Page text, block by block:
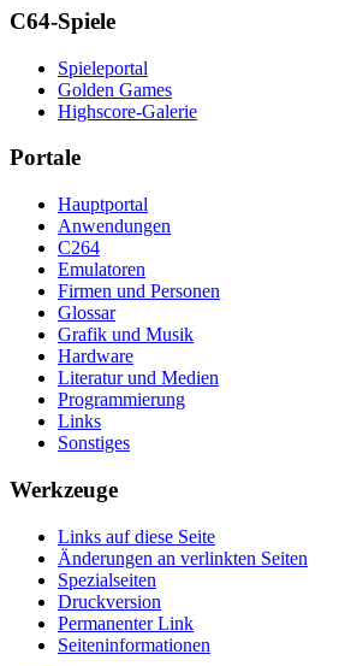
C64-Spiele
Spieleportal
Golden Games
Highscore-Galerie
Portale
Hauptportal
Anwendungen
C264
Emulatoren
Firmen und Personen
Glossar
Grafik und Musik
Hardware
Literatur und Medien
Programmierung
Links
Sonstiges
Werkzeuge
Links auf diese Seite
Änderungen an verlinkten Seiten
Spezialseiten
Druckversion
Permanenter Link
Seiten­­informationen